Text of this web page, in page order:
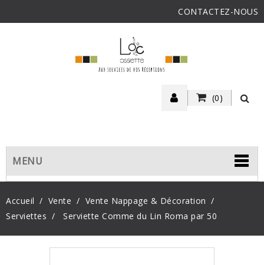
CONTACTEZ-NOUS
(0)
MENU
Accueil Vente
Vente Nappage & Décoration
Serviettes
Serviette Comme du Lin Roma par 50